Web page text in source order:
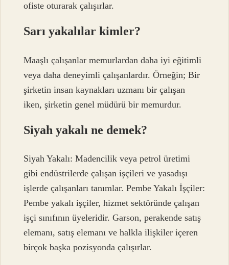
ofiste oturarak çalışırlar.
Sarı yakalılar kimler?
Maaşlı çalışanlar memurlardan daha iyi eğitimli
veya daha deneyimli çalışanlardır. Örneğin; Bir
şirketin insan kaynakları uzmanı bir çalışan
iken, şirketin genel müdürü bir memurdur.
Siyah yakalı ne demek?
Siyah Yakalı: Madencilik veya petrol üretimi
gibi endüstrilerde çalışan işçileri ve yasadışı
işlerde çalışanları tanımlar. Pembe Yakalı İşçiler:
Pembe yakalı işçiler, hizmet sektöründe çalışan
işçi sınıfının üyeleridir. Garson, perakende satış
elemanı, satış elemanı ve halkla ilişkiler içeren
birçok başka pozisyonda çalışırlar.